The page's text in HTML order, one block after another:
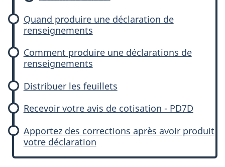
Quand produire une déclaration de
renseignements
Comment produire une déclarations de
renseignements
Distribuer les feuillets
Recevoir votre avis de cotisation - PD7D
Apportez des corrections après avoir produit
votre déclaration